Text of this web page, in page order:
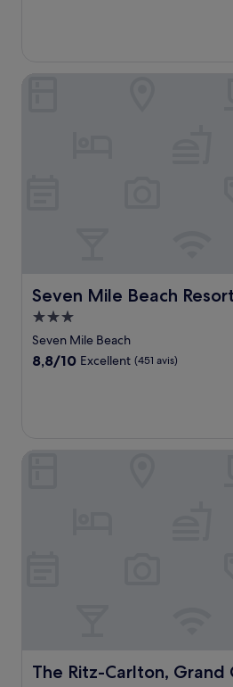
Seven Mile Beach
Seven Mile Beach Resort & Club
Hébergement
3.0 étoiles
Seven Mile Beach
8.8
8,8/10 Excellent (451 avis)
The Ritz-Carlton, Grand
The Ritz-Carlton, Grand